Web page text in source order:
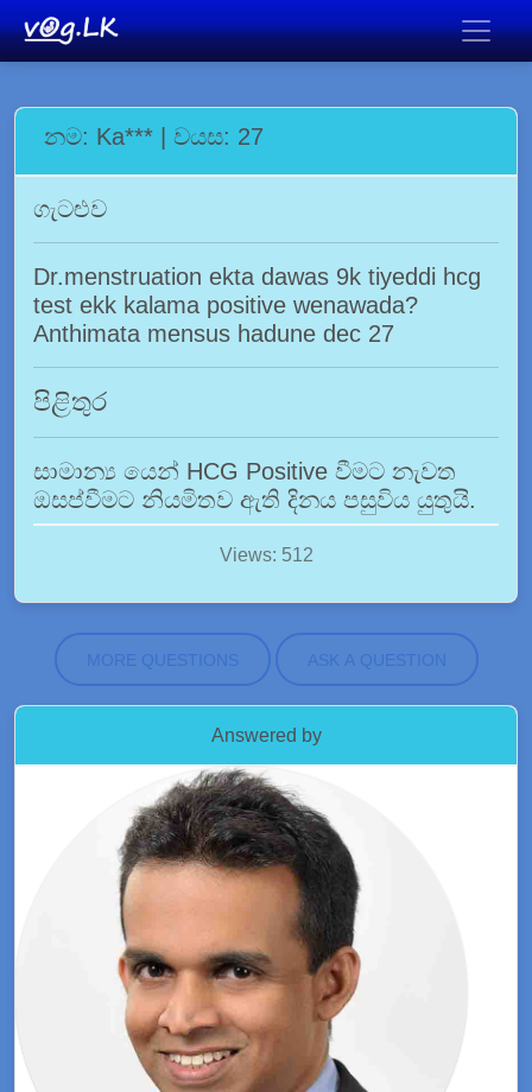
නම: Ka*** | වයස: 27
ගැටළුව
Dr.menstruation ekta dawas 9k tiyeddi hcg
test ekk kalama positive wenawada?
Anthimata mensus hadune dec 27
පිළිතුර
සාමාන්‍ය යෙන් HCG Positive වීමට නැවත
ඔසප්වීමට නියමිතව ඇති දිනය පසුවිය යුතුයි.
Views: 512
MORE QUESTIONS ASK A QUESTION
Answered by